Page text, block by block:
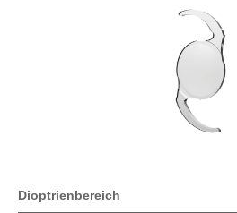
Dioptrienbereich